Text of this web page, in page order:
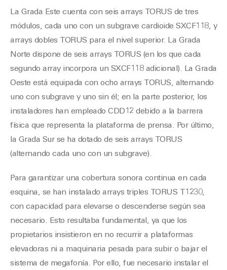
La Grada Este cuenta con seis arrays TORUS de tres
módulos, cada uno con un subgrave cardioide SXCF118, y
arrays dobles TORUS para el nivel superior. La Grada
Norte dispone de seis arrays TORUS (en los que cada
segundo array incorpora un SXCF118 adicional). La Grada
Oeste está equipada con ocho arrays TORUS, alternando
uno con subgrave y uno sin él; en la parte posterior, los
instaladores han empleado CDD12 debido a la barrera
física que representa la plataforma de prensa. Por último,
la Grada Sur se ha dotado de seis arrays TORUS
(alternando cada uno con un subgrave).
Para garantizar una cobertura sonora continua en cada
esquina, se han instalado arrays triples TORUS T1230,
con capacidad para elevarse o descenderse según sea
necesario. Esto resultaba fundamental, ya que los
propietarios insistieron en no recurrir a plataformas
elevadoras ni a maquinaria pesada para subir o bajar el
sistema de megafonía. Por ello, fue necesario instalar el